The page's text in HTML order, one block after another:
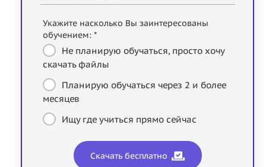
Укажите насколько Вы заинтересованы
обучением: *
Не планирую обучаться, просто хочу
скачать файлы
Планирую обучаться через 2 и более
месяцев
Ищу где учиться прямо сейчас
Скачать бесплатно